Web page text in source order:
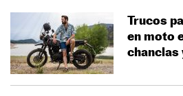
Trucos
en moto
chanclas